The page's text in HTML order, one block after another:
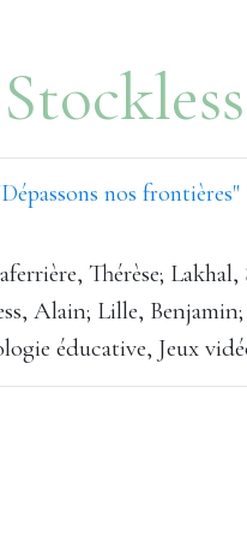
nos frontières"
Thérèse; Lakhal,
Alain; Lille,
éducative, Jeux